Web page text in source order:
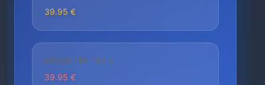
39.95 €
HÖCHSTER PREIS
39.95 €